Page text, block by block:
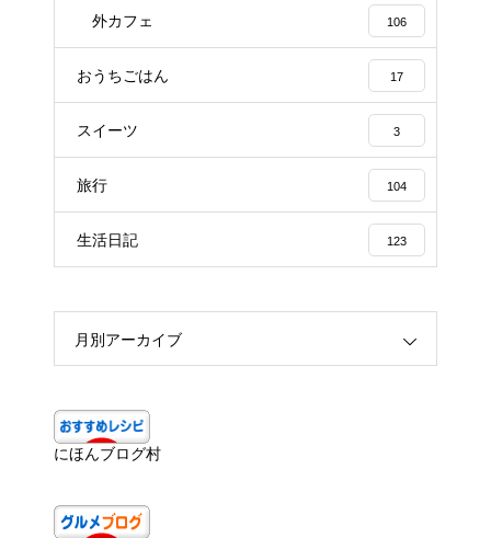
外カフェ 106
おうちごはん 17
スイーツ 3
旅行 104
生活日記 123
月別アーカイブ
にほんブログ村